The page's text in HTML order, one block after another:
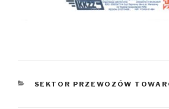
KATEGORIE
SEKTOR PRZEWOZÓW